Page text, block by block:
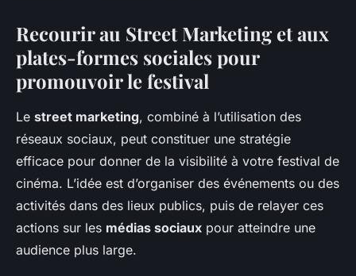
Recourir au Street Marketing et aux
plates-formes sociales pour
promouvoir le festival
Le street marketing, combiné à l’utilisation des
réseaux sociaux, peut constituer une stratégie
efficace pour donner de la visibilité à votre festival de
cinéma. L’idée est d’organiser des événements ou des
activités dans des lieux publics, puis de relayer ces
actions sur les médias sociaux pour atteindre une
audience plus large.